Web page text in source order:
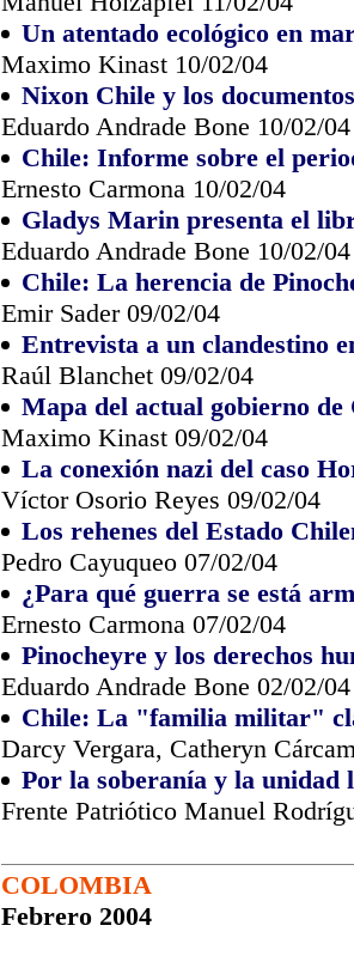
Un atentado ecológico en
Maximo Kinast 10/02/04
Nixon Chile y los
Eduardo Andrade Bone 10/02/04
Chile: Informe sobre el
Ernesto Carmona 10/02/04
Gladys Marin presenta el
Eduardo Andrade Bone 10/02/04
Chile: La herencia de
Emir Sader 09/02/04
Entrevista a un clandestino
Raúl Blanchet 09/02/04
Mapa del actual gobierno
Maximo Kinast 09/02/04
La conexión nazi del caso
Víctor Osorio Reyes 09/02/04
Los rehenes del Estado
Pedro Cayuqueo 07/02/04
¿Para qué guerra se está
Ernesto Carmona 07/02/04
Pinocheyre y los derechos
Eduardo Andrade Bone 02/02/04
Chile: La "familia militar"
Darcy Vergara, Catheryn
Por la soberanía y la unidad
Frente Patriótico Manuel
COLOMBIA
Febrero 2004